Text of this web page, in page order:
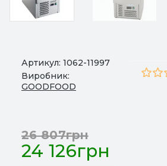
Артикул: 1062-11997
Виробник:
GOODFOOD
24 126грн
26 807грн